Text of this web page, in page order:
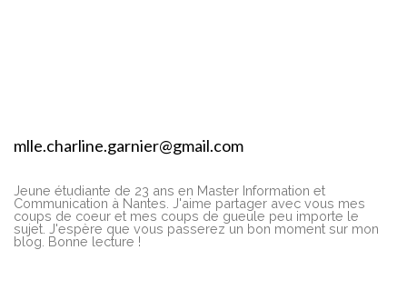
mlle.charline.garnier@gmail.com
Jeune étudiante de 23 ans en Master Information et
Communication à Nantes. J'aime partager avec vous mes
coups de coeur et mes coups de gueule peu importe le
sujet. J'espère que vous passerez un bon moment sur mon
blog. Bonne lecture !